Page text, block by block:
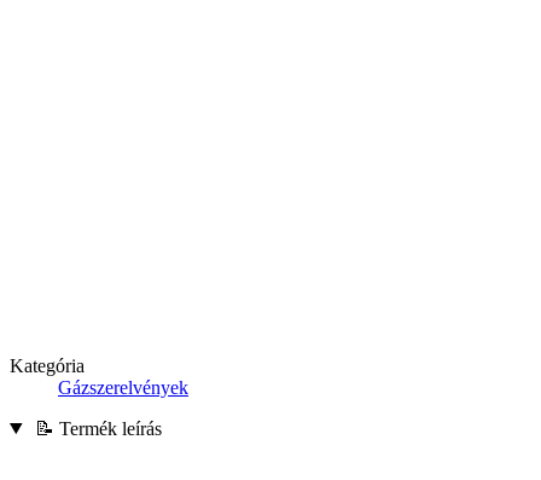
Kategória
Gázszerelvények
📝 Termék leírás